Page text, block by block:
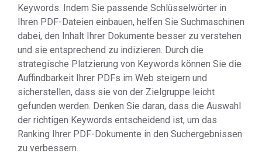
Keywords. Indem Sie passende Schlüsselwörter in
Ihren PDF-Dateien einbauen, helfen Sie Suchmaschinen
dabei, den Inhalt Ihrer Dokumente besser zu verstehen
und sie entsprechend zu indizieren. Durch die
strategische Platzierung von Keywords können Sie die
Auffindbarkeit Ihrer PDFs im Web steigern und
sicherstellen, dass sie von der Zielgruppe leicht
gefunden werden. Denken Sie daran, dass die Auswahl
der richtigen Keywords entscheidend ist, um das
Ranking Ihrer PDF-Dokumente in den Suchergebnissen
zu verbessern.